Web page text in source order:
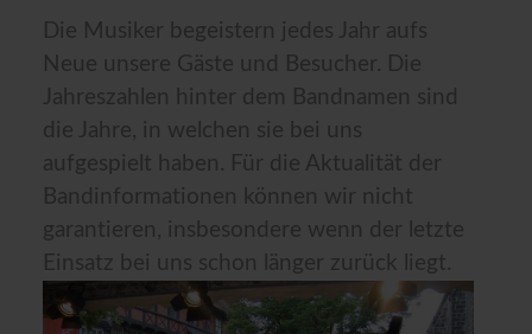
Die Musiker begeistern jedes Jahr aufs
Neue unsere Gäste und Besucher. Die
Jahreszahlen hinter dem Bandnamen sind
die Jahre, in welchen sie bei uns
aufgespielt haben. Für die Aktualität der
Bandinformationen können wir nicht
garantieren, insbesondere wenn der letzte
Einsatz bei uns schon länger zurück liegt.